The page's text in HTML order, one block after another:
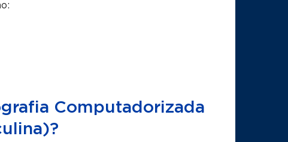
Computadorizada